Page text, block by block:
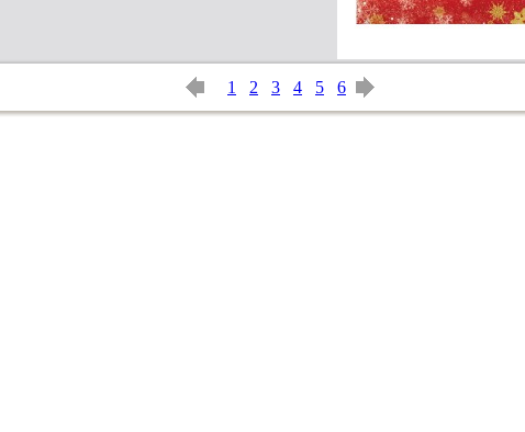
1 2 3 4 5 6